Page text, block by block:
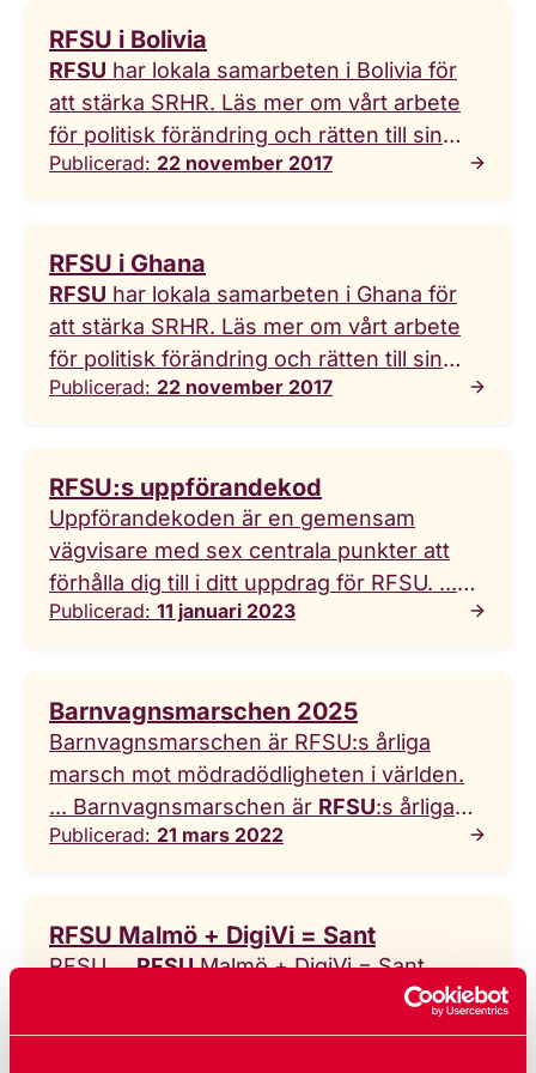
och
RFSU i Bolivia
RFSU har lokala samarbeten i Bolivia för
att stärka SRHR. Läs mer om vårt arbete
för politisk förändring och rätten till sin
egen kropp.
Publicerad: 22 november 2017
RFSU i Ghana
RFSU har lokala samarbeten i Ghana för
att stärka SRHR. Läs mer om vårt arbete
för politisk förändring och rätten till sin
egen kropp.
Publicerad: 22 november 2017
RFSU:s uppförandekod
Uppförandekoden är en gemensam
vägvisare med sex centrala punkter att
förhålla dig till i ditt uppdrag för RFSU. ...
Uppförandekoden är en gemensam
Publicerad: 11 januari 2023
Barnvagnsmarschen 2025
Barnvagnsmarschen är RFSU:s årliga
marsch mot mödradödligheten i världen.
... Barnvagnsmarschen är RFSU:s årliga
marsch mot mödradödligheten i världen.
Publicerad: 21 mars 2022
RFSU Malmö + DigiVi = Sant
RFSU ...RFSUMalmö + DigiVi = Sant
DigiVi – en gratis app för dig med en
funktionsnedsättning som vill träffa